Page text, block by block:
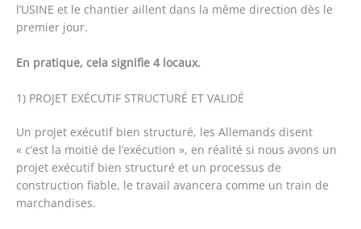
l’USINE et le chantier aillent dans la même direction dès le
premier jour.
En pratique, cela signifie 4 locaux.
1) PROJET EXÉCUTIF STRUCTURÉ ET VALIDÉ
Un projet exécutif bien structuré, les Allemands disent
« c’est la moitié de l’exécution », en réalité si nous avons un
projet exécutif bien structuré et un processus de
construction fiable, le travail avancera comme un train de
marchandises.